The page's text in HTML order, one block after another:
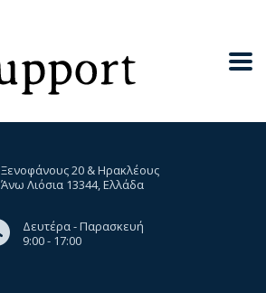
Ξενοφάνους 20 & Ηρακλέους
Άνω Λιόσια 13344, Ελλάδα
Δευτέρα - Παρασκευή
9:00 - 17:00